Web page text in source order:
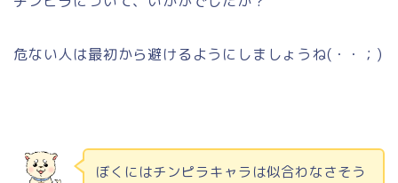
危ない人は最初から避けるようにしましょうね( ・・； )
ぼくにはチンピラキャラは似合わなさそう